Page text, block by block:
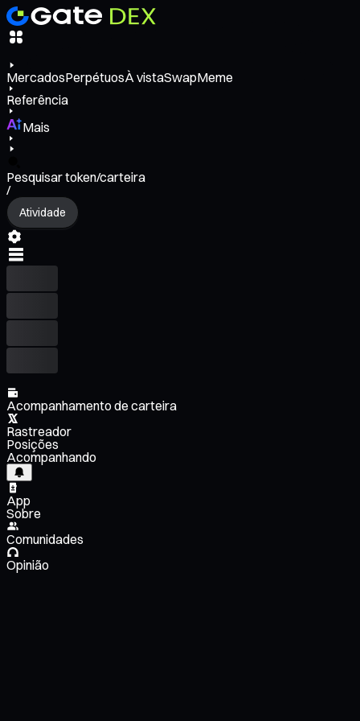
MercadosPerpétuosÀ vistaSwapMeme
Referência
Mais
Pesquisar token/carteira
/
Atividade
Acompanhamento de carteira
Rastreador
Posições
Acompanhando
App
Sobre
Comunidades
Opinião